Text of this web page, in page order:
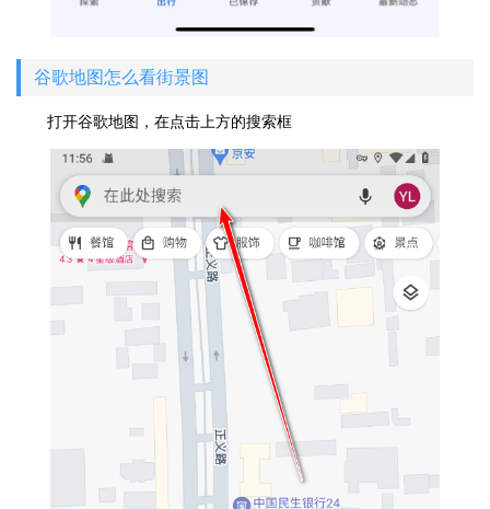
谷歌地图怎么看街景图
打开谷歌地图，在点击上方的搜索框